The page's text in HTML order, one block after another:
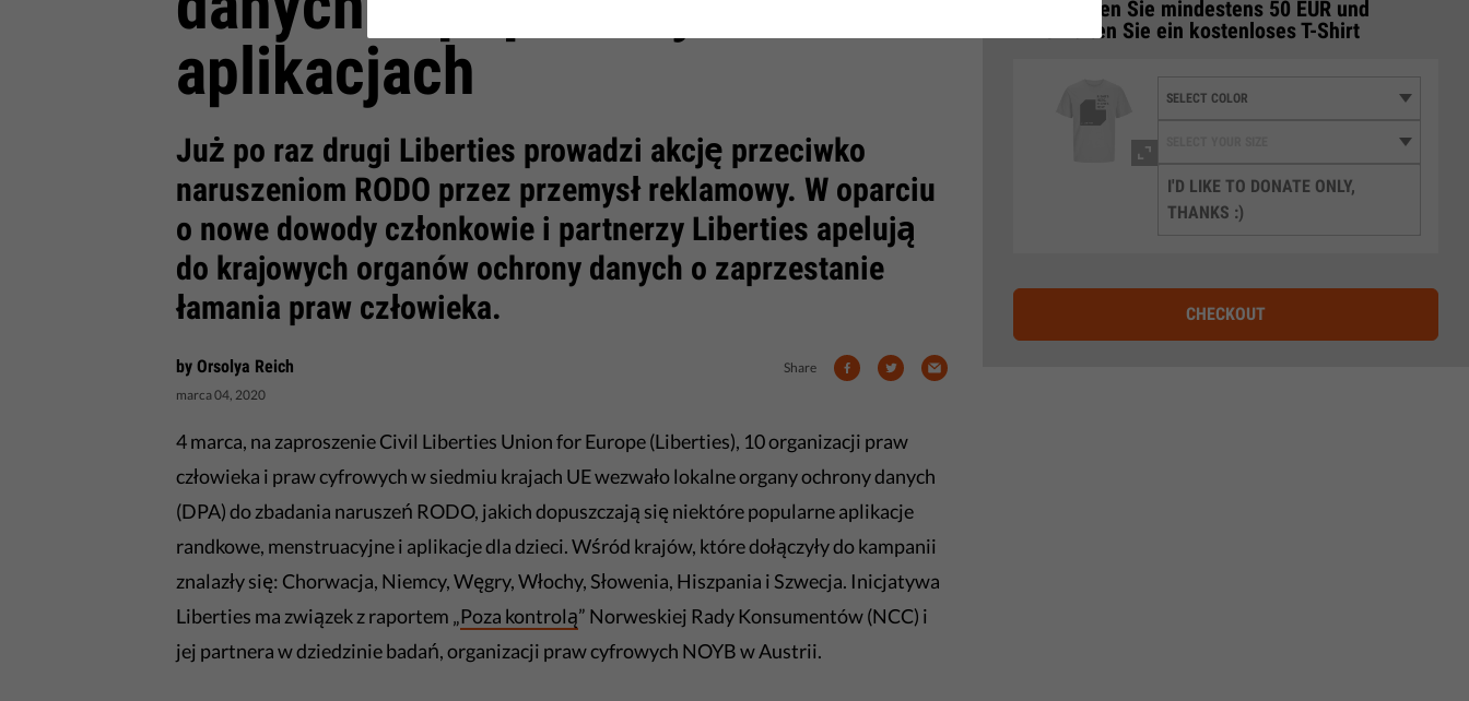
aplikacjach
Już po raz drugi Liberties prowadzi akcję przeciwko
naruszeniom RODO przez przemysł reklamowy. W oparciu
o nowe dowody członkowie i partnerzy Liberties apelują
do krajowych organów ochrony danych o zaprzestanie
łamania praw człowieka.
by Orsolya Reich
marca 04, 2020
Share
4 marca, na zaproszenie Civil Liberties Union for Europe (Liberties), 10 organizacji praw
człowieka i praw cyfrowych w siedmiu krajach UE wezwało lokalne organy ochrony danych
(DPA) do zbadania naruszeń RODO, jakich dopuszczają się niektóre popularne aplikacje
randkowe, menstruacyjne i aplikacje dla dzieci. Wśród krajów, które dołączyły do kampanii
znalazły się: Chorwacja, Niemcy, Węgry, Włochy, Słowenia, Hiszpania i Szwecja. Inicjatywa
Liberties ma związek z raportem „Poza kontrolą” Norweskiej Rady Konsumentów (NCC) i
jej partnera w dziedzinie badań, organizacji praw cyfrowych NOYB w Austrii.
Spenden Sie mindestens 50 EUR und
erhalten Sie ein kostenloses T-Shirt
I'D LIKE TO DONATE ONLY,
THANKS :)
CHECKOUT